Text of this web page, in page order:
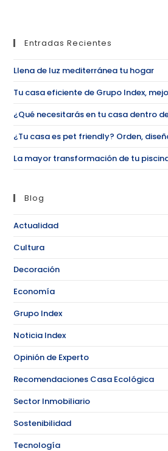
Entradas Recientes
Llena de luz mediterránea tu hogar
Tu casa eficiente de Grupo Index,
¿Qué necesitarás en tu casa dentro
¿Tu casa es pet friendly? Orden,
La mayor transformación de tu
Blog
Actualidad
Cultura
Decoración
Economía
Grupo Index
Noticia Index
Opinión de Experto
Recomendaciones Casa Ecológica
Sector Inmobiliario
Sostenibilidad
Tecnología